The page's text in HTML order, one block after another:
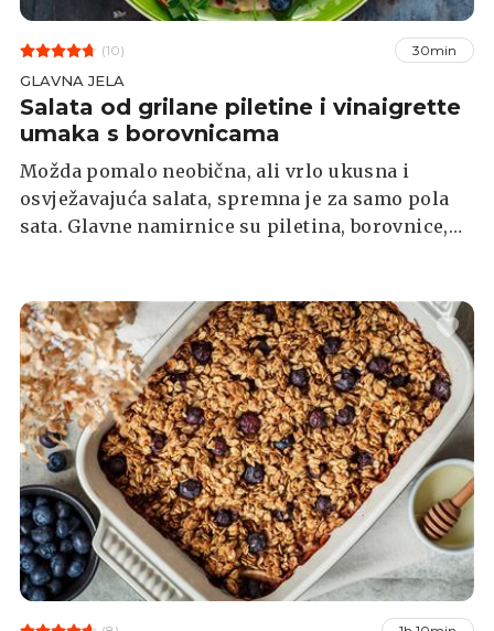
(10) 30min
GLAVNA JELA
Salata od grilane piletine i vinaigrette
umaka s borovnicama
Možda pomalo neobična, ali vrlo ukusna i
osvježavajuća salata, spremna je za samo pola
sata. Glavne namirnice su piletina, borovnice,